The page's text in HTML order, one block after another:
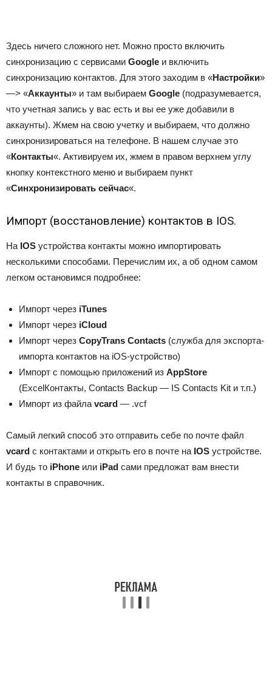
Здесь ничего сложного нет. Можно просто включить
синхронизацию с сервисами Google и включить
синхронизацию контактов. Для этого заходим в «Настройки»
—> «Аккаунты» и там выбираем Google (подразумевается,
что учетная запись у вас есть и вы ее уже добавили в
аккаунты). Жмем на свою учетку и выбираем, что должно
синхронизироваться на телефоне. В нашем случае это
«Контакты«. Активируем их, жмем в правом верхнем углу
кнопку контекстного меню и выбираем пункт
«Синхронизировать сейчас«.
Импорт (восстановление) контактов в IOS.
На IOS устройства контакты можно импортировать
несколькими способами. Перечислим их, а об одном самом
легком остановимся подробнее:
Импорт через iTunes
Импорт через iCloud
Импорт через CopyTrans Contacts (служба для экспорта-
импорта контактов на iOS-устройство)
Импорт с помощью приложений из AppStore
(ExcelКонтакты, Contacts Backup — IS Contacts Kit и т.п.)
Импорт из файла vcard — .vcf
Самый легкий способ это отправить себе по почте файл
vcard с контактами и открыть его в почте на IOS устройстве.
И будь то iPhone или iPad сами предложат вам внести
контакты в справочник.